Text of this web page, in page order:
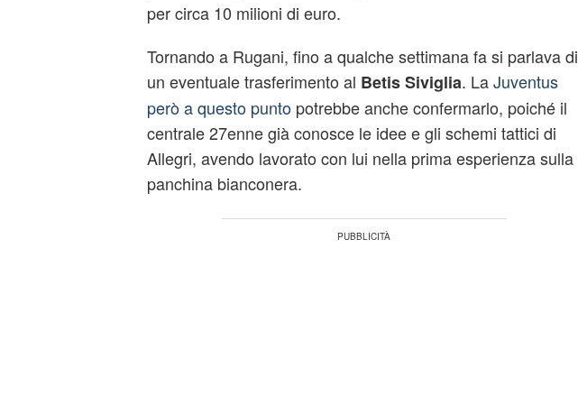
per circa 10 milioni di euro.
Tornando a Rugani, fino a qualche settimana fa si parlava di
un eventuale trasferimento al Betis Siviglia. LaJuventus
però a questo puntopotrebbe anche confermarlo, poiché il
centrale 27enne già conosce le idee e gli schemi tattici di
Allegri, avendo lavorato con lui nella prima esperienza sulla
panchina bianconera.